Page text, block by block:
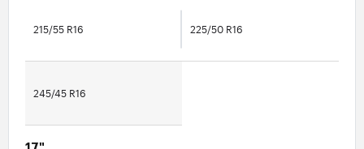
215/55 R16 225/50 R16
245/45 R16